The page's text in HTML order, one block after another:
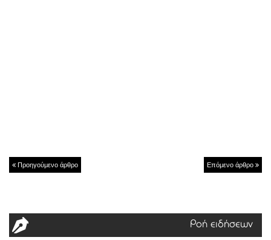
Προηγούμενο άρθρο Επόμενο άρθρο
Ροή ειδήσεων